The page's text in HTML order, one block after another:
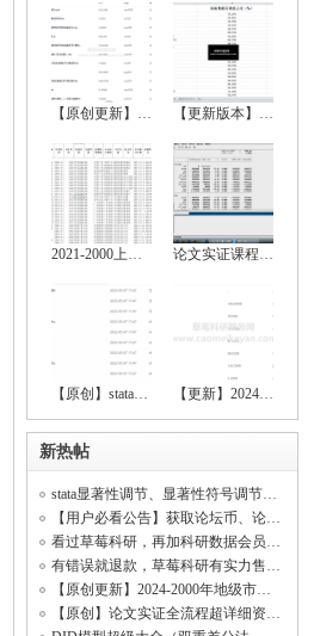
【原创更新】2024-2000年中国省级数字经济 【更新版本】 2022-1999中国城市统计年鉴、
2021-2000上市公司绿色创新数据大全（创新 论文实证课程（stata安装包、数据处理、基
【原创】stata空间计量全流程操作资料（数 【更新】2024-2000上市公司绿色创新、上市
新热帖